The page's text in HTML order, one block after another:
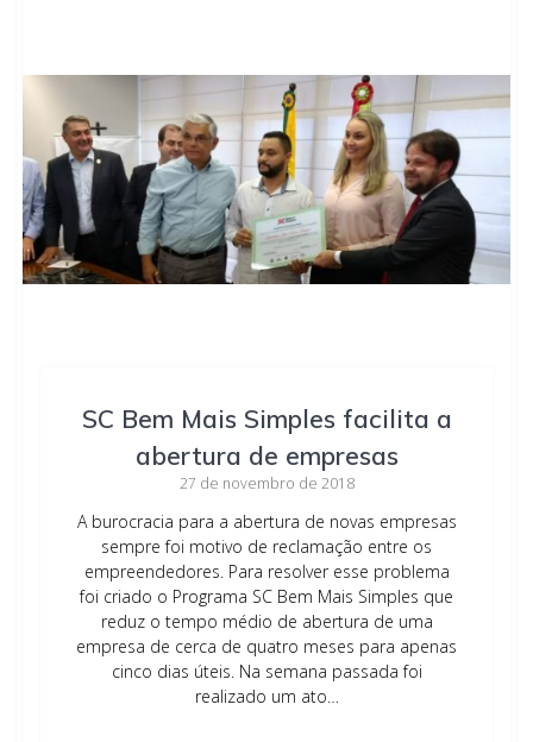
SC Bem Mais Simples facilita a
abertura de empresas
27 de novembro de 2018
A burocracia para a abertura de novas empresas
sempre foi motivo de reclamação entre os
empreendedores. Para resolver esse problema
foi criado o Programa SC Bem Mais Simples que
reduz o tempo médio de abertura de uma
empresa de cerca de quatro meses para apenas
cinco dias úteis. Na semana passada foi
realizado um ato…